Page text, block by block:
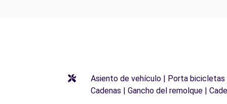
Asiento de vehículo | Porta bicicletas
Cadenas | Gancho del remolque |